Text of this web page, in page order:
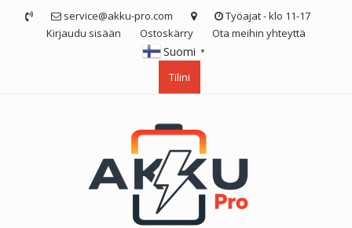
service@akku-pro.com
Työajat - klo 11-17
Kirjaudu sisään
Ostoskärry Ota meihin yhteyttä
Suomi ▼
Tilini